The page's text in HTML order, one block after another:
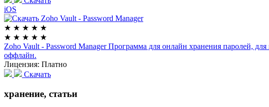
iOS
★ ★ ★ ★ ★
★ ★ ★ ★ ★
Zoho Vault - Password ManagerПрограмма для онлайн хранения паролей,
оффлайн.
Лицензия: Платно
Скачать
хранение, статьи